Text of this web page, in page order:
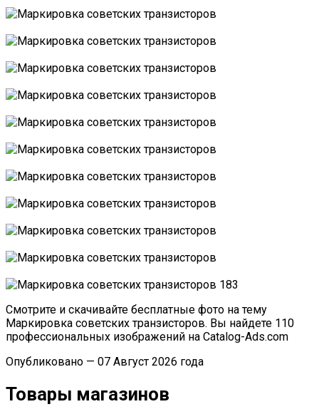
Смотрите и скачивайте бесплатные фото на тему
Маркировка советских транзисторов. Вы найдете 110
профессиональных изображений на Catalog-Ads.com
Опубликовано — 07 Август 2026 года
Товары магазинов